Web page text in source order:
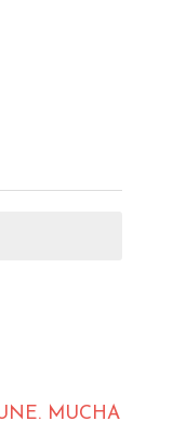
MUCHA